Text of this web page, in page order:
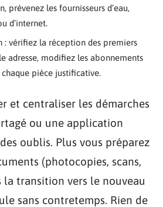
prévenez les fournisseurs d’eau,
d’internet.
: vérifiez la réception des premiers
adresse, modifiez les abonnements
pièce justificative.
et centraliser les démarches
ou une application
oublis. Plus vous préparez
(photocopies, scans,
transition vers le nouveau
sans contretemps. Rien de